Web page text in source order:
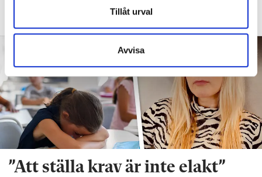
Tillåt urval
Avvisa
”Att ställa krav är inte elakt”